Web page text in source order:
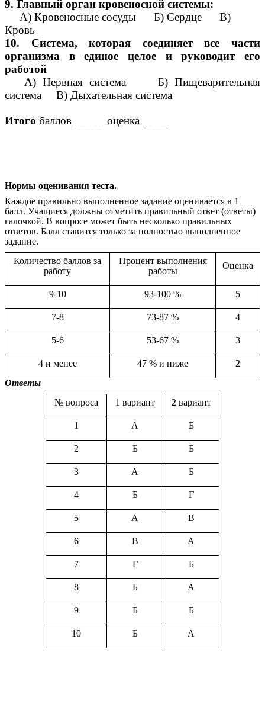
9. Главный орган кровеносной системы:
А) Кровеносные сосуды Б) Сердце В)
Кровь
10. Система, которая соединяет все части
организма в единое целое и руководит его
работой
А) Нервная система Б) Пищеварительная
система В) Дыхательная система
Итого баллов _____ оценка ____
Нормы оценивания теста.
Каждое правильно выполненное задание оценивается в 1
балл. Учащиеся должны отметить правильный ответ (ответы)
галочкой. В вопросе может быть несколько правильных
ответов. Балл ставится только за полностью выполненное
задание.
Количество баллов за
работу
Процент выполнения
работы
Оценка
9-10 93-100 % 5
7-8 73-87 % 4
5-6 53-67 % 3
4 и менее 47 % и ниже
2
Ответы
№ вопроса
1 вариант 2 вариант
1 А Б
2 Б Б
3 А Б
4 Б Г
5 А В
6 В А
7 Г Б
8 Б А
9 Б Б
10 Б А